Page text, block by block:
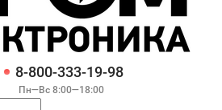
8-800-333-19-98
Пн—Вс 8:00—18:00